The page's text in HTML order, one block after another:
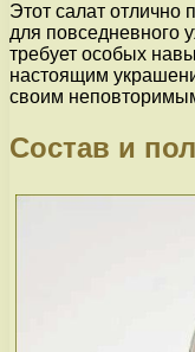
Этот салат отлично
для повседневного
требует особых
настоящим
своим
Состав и